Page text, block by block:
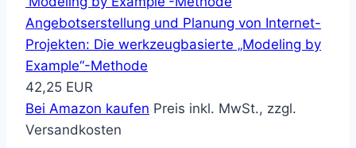
Angebotserstellung und Planung von Internet-
Projekten: Die werkzeugbasierte „Modeling by
Example“-Methode
42,25 EUR
Bei Amazon kaufen Preis inkl. MwSt., zzgl.
Versandkosten